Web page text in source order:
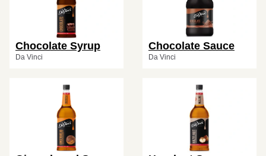
Chocolate Syrup
Da Vinci
Chocolate Sauce
Da Vinci